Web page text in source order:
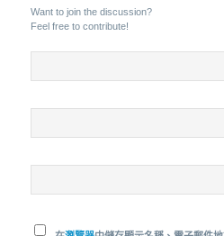
Want to join the discussion?
Feel free to contribute!